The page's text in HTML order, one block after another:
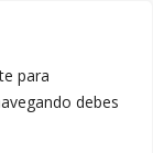
para
debes